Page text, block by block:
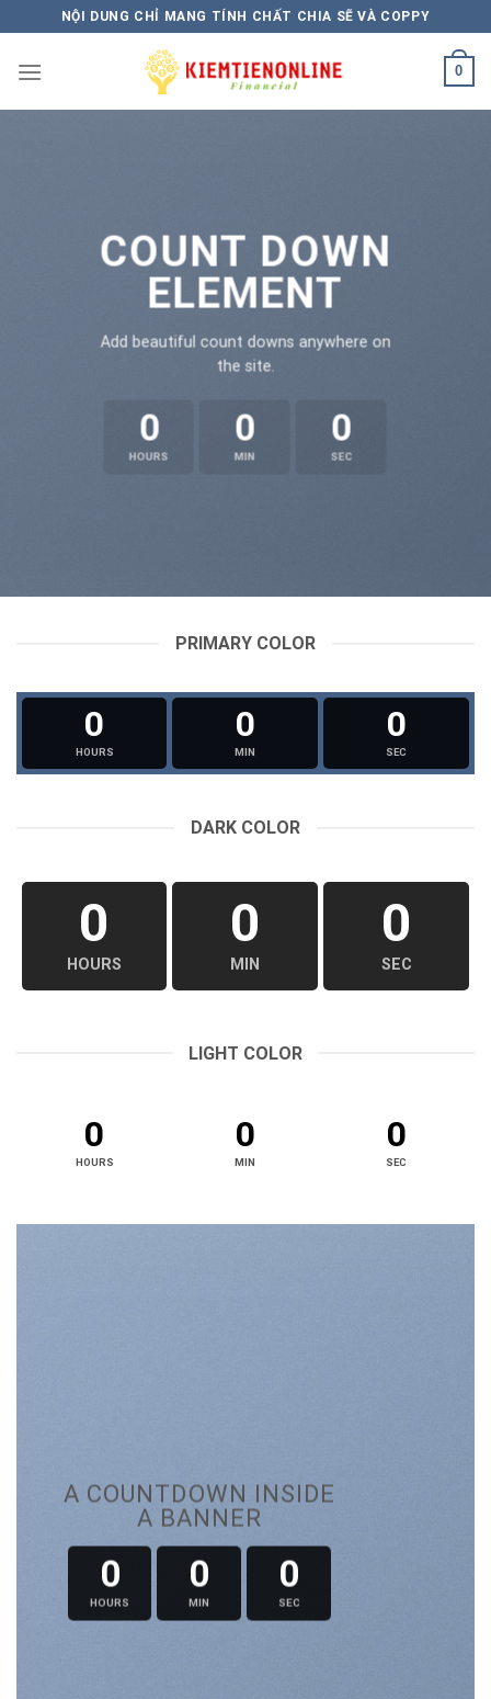
to
content
NỘI DUNG CHỈ MANG TÍNH CHẤT CHIA SẼ VÀ COPPY
0
COUNT DOWN
ELEMENT
Add beautiful count downs anywhere on
the site.
0
HOURS
0
MIN
0
SEC
PRIMARY COLOR
0
HOURS
0
MIN
0
SEC
DARK COLOR
0
HOURS
0
MIN
0
SEC
LIGHT COLOR
0
HOURS
0
MIN
0
SEC
A COUNTDOWN INSIDE
A BANNER
0
HOURS
0
MIN
0
SEC